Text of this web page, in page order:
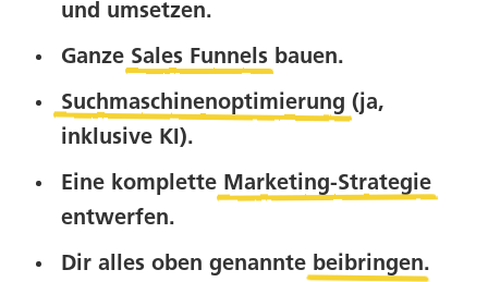
und umsetzen.
Ganze Sales Funnels bauen.
Suchmaschinenoptimierung (ja,
inklusive KI).
Eine komplette Marketing-Strategie
entwerfen.
Dir alles oben genannte beibringen.